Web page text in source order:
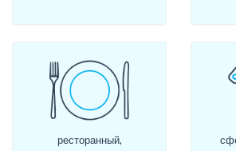
ресторанный,